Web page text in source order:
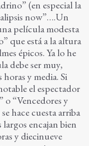
(en especial la
now”….Un
película modesta
que está a la altura
épicos. Ya lo he
debe ser muy,
y media. Si
el espectador
o “Vencedores y
hace cuesta arriba
largos encajan bien
y diecinueve